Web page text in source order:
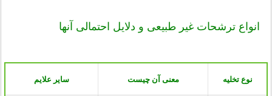
انواع ترشحات غیر طبیعی و دلایل احتمالی آنها
نوع تخلیه معنی آن چیست سایر علایم